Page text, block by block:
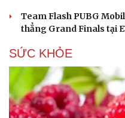
Team Flash PUBG
thẳng Grand Finals tại
SỨC KHỎE